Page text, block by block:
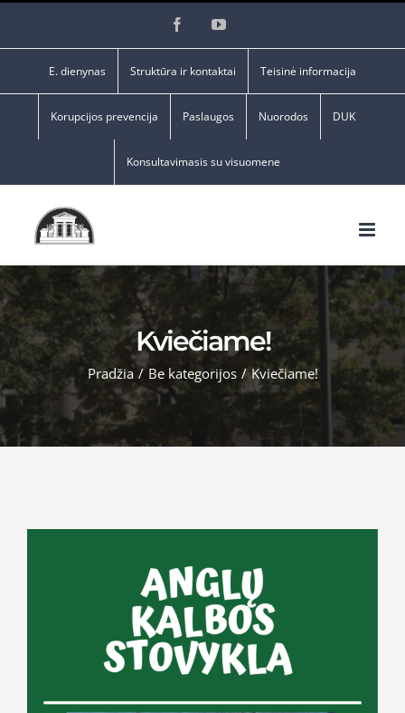
FacebookYouTube
E. dienynas Struktūra ir kontaktai Teisinė informacija
Korupcijos prevencija Paslaugos Nuorodos DUK
Konsultavimasis su visuomene
Kviečiame!
Pradžia / Be kategorijos / Kviečiame!